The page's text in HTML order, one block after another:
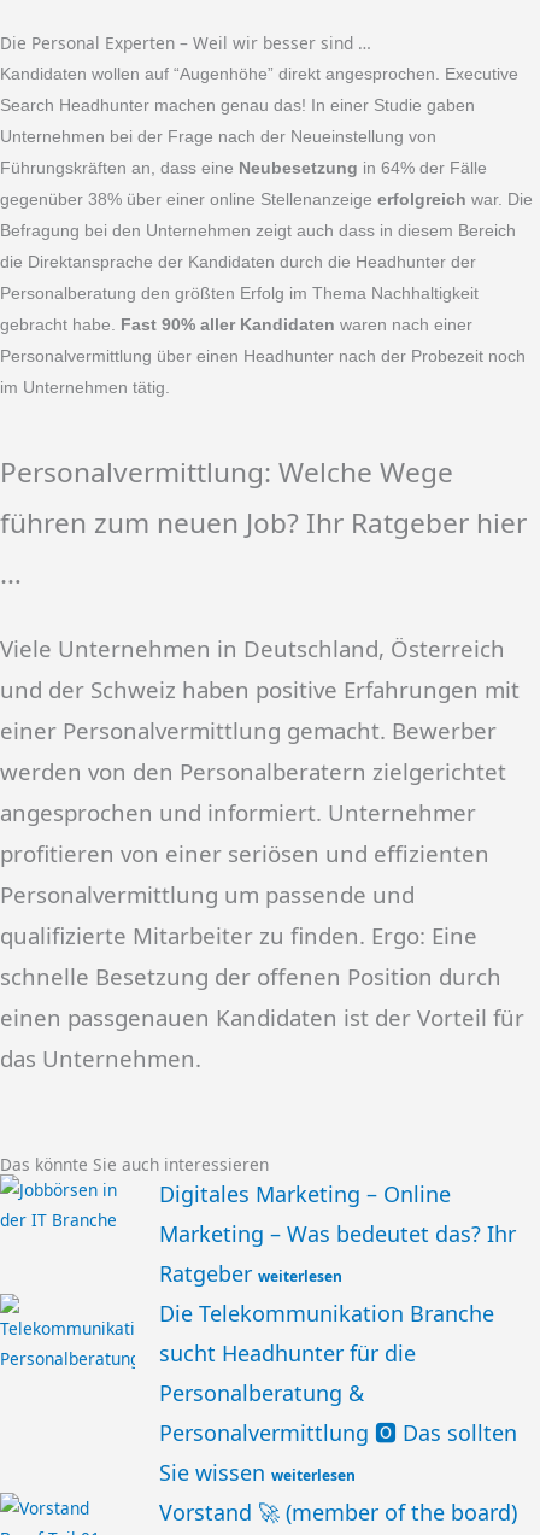
Die Personal Experten – Weil wir besser sind …
Kandidaten wollen auf “Augenhöhe” direkt angesprochen. Executive
Search Headhunter machen genau das! In einer Studie gaben
Unternehmen bei der Frage nach der Neueinstellung von
Führungskräften an, dass eine Neubesetzung in 64% der Fälle
gegenüber 38% über einer online Stellenanzeige erfolgreich war. Die
Befragung bei den Unternehmen zeigt auch dass in diesem Bereich
die Direktansprache der Kandidaten durch die Headhunter der
Personalberatung den größten Erfolg im Thema Nachhaltigkeit
gebracht habe. Fast 90% aller Kandidaten waren nach einer
Personalvermittlung über einen Headhunter nach der Probezeit noch
im Unternehmen tätig.
Personalvermittlung: Welche Wege
führen zum neuen Job? Ihr Ratgeber hier
…
Viele Unternehmen in Deutschland, Österreich
und der Schweiz haben positive Erfahrungen mit
einer Personalvermittlung gemacht. Bewerber
werden von den Personalberatern zielgerichtet
angesprochen und informiert. Unternehmer
profitieren von einer seriösen und effizienten
Personalvermittlung um passende und
qualifizierte Mitarbeiter zu finden. Ergo: Eine
schnelle Besetzung der offenen Position durch
einen passgenauen Kandidaten ist der Vorteil für
das Unternehmen.
Das könnte Sie auch interessieren
Digitales Marketing – Online
Marketing – Was bedeutet das? Ihr
Ratgeber weiterlesen
Die Telekommunikation Branche
sucht Headhunter für die
Personalberatung &
Personalvermittlung 🅾️ Das sollten
Sie wissen weiterlesen
Vorstand 🚀 (member of the board)